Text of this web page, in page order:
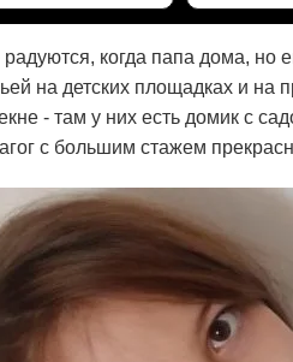
радуются, когда папа дома, но
на детских площадках и на
- там у них есть домик с
с большим стажем